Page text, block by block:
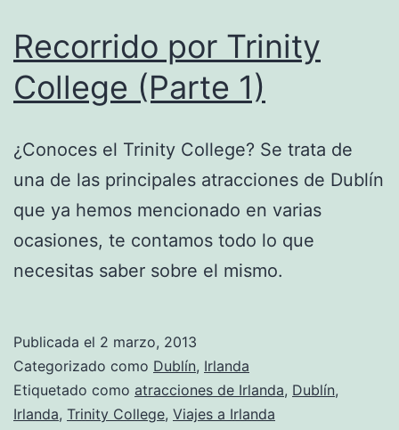
Recorrido por Trinity
College (Parte 1)
¿Conoces el Trinity College? Se trata de
una de las principales atracciones de Dublín
que ya hemos mencionado en varias
ocasiones, te contamos todo lo que
necesitas saber sobre el mismo.
Publicada el 2 marzo, 2013
Categorizado como Dublín, Irlanda
Etiquetado como atracciones de Irlanda, Dublín,
Irlanda, Trinity College, Viajes a Irlanda